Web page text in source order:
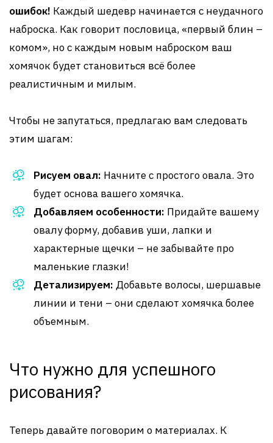
ошибок! Каждый шедевр начинается с неудачного
наброска. Как говорит пословица, «первый блин –
комом», но с каждым новым наброском ваш
хомячок будет становиться всё более
реалистичным и милым.
Чтобы не запутаться, предлагаю вам следовать
этим шагам:
Рисуем овал: Начните с простого овала. Это
будет основа вашего хомячка.
Добавляем особенности: Придайте вашему
овалу форму, добавив уши, лапки и
характерные щечки – не забывайте про
маленькие глазки!
Детализируем: Добавьте волосы, шершавые
линии и тени – они сделают хомячка более
объемным.
Что нужно для успешного
рисования?
Теперь давайте поговорим о материалах. К